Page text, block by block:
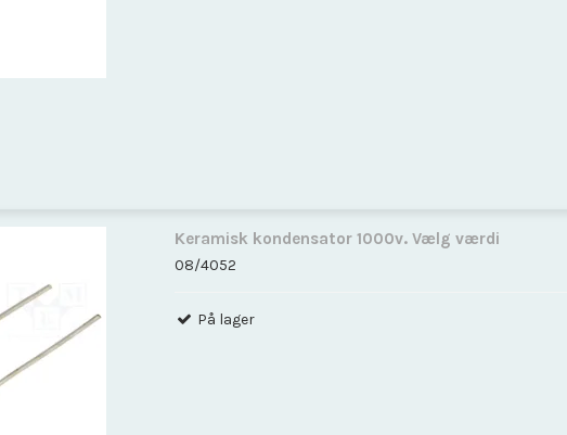
Keramisk kondensator 1000v. Vælg værdi
08/4052
På lager